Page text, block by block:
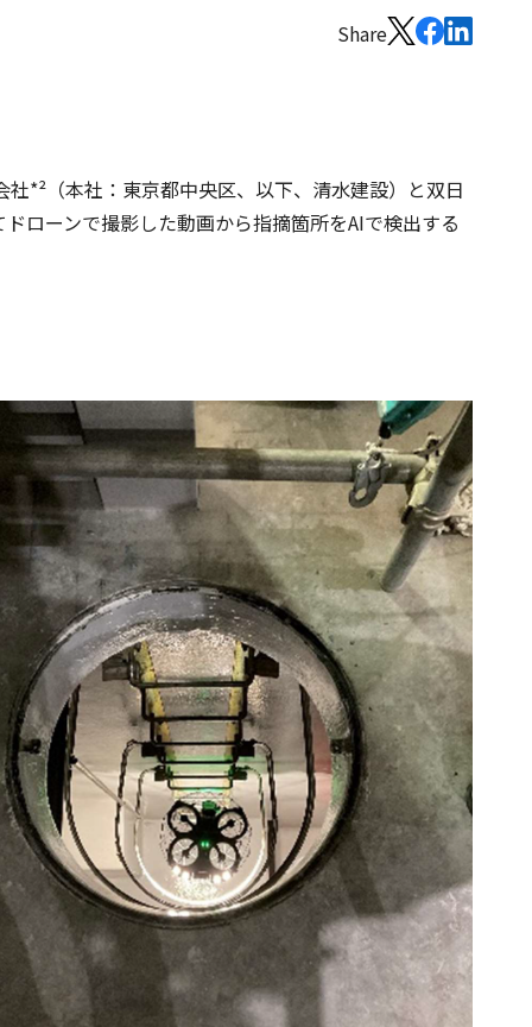
Share
*²（本社：東京都中央区、以下、清水建設）と双日
ローンで撮影した動画から指摘箇所をAIで検出する